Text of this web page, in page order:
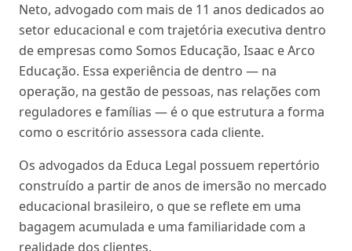
Neto, advogado com mais de 11 anos dedicados ao
setor educacional e com trajetória executiva dentro
de empresas como Somos Educação, Isaac e Arco
Educação. Essa experiência de dentro — na
operação, na gestão de pessoas, nas relações com
reguladores e famílias — é o que estrutura a forma
como o escritório assessora cada cliente.
Os advogados da Educa Legal possuem repertório
construído a partir de anos de imersão no mercado
educacional brasileiro, o que se reflete em uma
bagagem acumulada e uma familiaridade com a
realidade dos clientes.